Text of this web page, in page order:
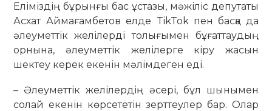
Еліміздің бұрынғы бас ұстазы, мә­жіліс депутаты
Асхат Аймағамбетов елде TikTok пен басқа да
әлеуметтік желілерді толығымен бұғаттаудың
ор­нына, әлеуметтік желілерге кіру жасын
шектеу керек екенін мәлімдеген еді.
– Әлеуметтік желілердің әсері, бұл шынымен
солай екенін көрсететін зерт­теулер бар. Олар